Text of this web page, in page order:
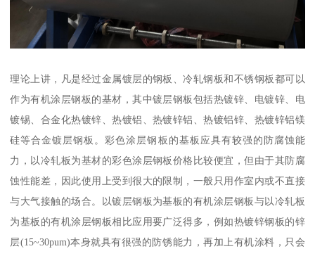
理论上讲，凡是经过金属镀层的钢板、冷轧钢板和不锈钢板都可以
作为有机涂层钢板的基材，其中镀层钢板包括热镀锌、电镀锌、电
镀锡、合金化热镀锌、热镀铝、热镀锌铝、热镀铝锌、热镀锌铝镁
硅等合金镀层钢板。彩色涂层钢板的基板应具有较强的防腐蚀能
力，以冷轧板为基材的彩色涂层钢板价格比较便宜，但由于其防腐
蚀性能差，因此使用上受到很大的限制，一般只用作室内或不直接
与大气接触的场合。以镀层钢板为基板的有机涂层钢板与以冷轧板
为基板的有机涂层钢板相比应用要广泛得多，例如热镀锌钢板的锌
层(15~30pum)本身就具有很强的防锈能力，再加上有机涂料，只会